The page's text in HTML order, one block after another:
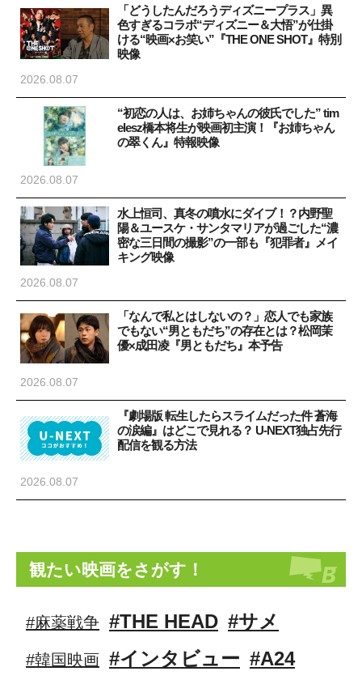
「どうしたんだろうディズニープラス」異
色すぎるコラボ“ディズニー＆大悟”が仕掛
ける“映画×お笑い”『THE ONE SHOT』特別
映像
2026.08.07
“初恋の人は、お姉ちゃんの彼氏でした” tim
elesz橋本将生が映画初主演！『お姉ちゃん
の翠くん』特報映像
2026.08.07
水上恒司、真冬の噴水にダイブ！？内野聖
陽＆ユースケ・サンタマリアが過ごした“濃
密な三日間の撮影”の一部も『犯罪者』メイ
キング映像
2026.08.07
「なんで私とはしないの？」恋人でも家族
でもない“男ともだち”の存在とは？松岡茉
優×成田凌『男ともだち』本予告
2026.08.07
『劇場版 転生したらスライムだった件 蒼海
の涙編』はどこで見れる？ U-NEXT独占先行
配信を観る方法
2026.08.07
観たい映画をさがす！
#麻薬戦争 #THE HEAD #サメ
#韓国映画 #インタビュー #A24